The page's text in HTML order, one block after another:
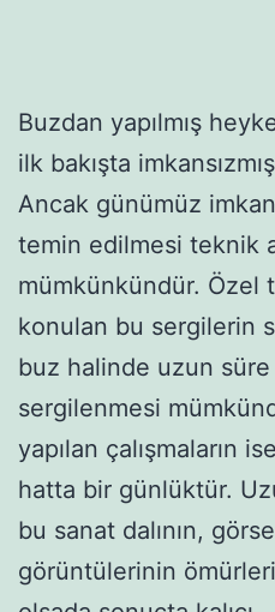
Buzdan yapılmış
ilk bakışta
Ancak günümüz
temin edilmesi teknik
mümkünkündür. Özel
konulan bu sergilerin
buz halinde uzun süre
sergilenmesi
yapılan çalışmaların
hatta bir günlüktür.
bu sanat dalının,
görüntülerinin